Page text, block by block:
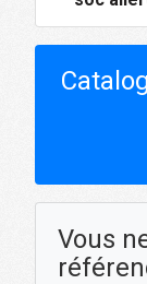
Vous